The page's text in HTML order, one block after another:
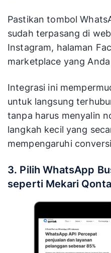
Pastikan tombol
sudah terpasang di
Instagram, halaman
marketplace yang
Integrasi ini
untuk langsung
tanpa harus menyalin
langkah kecil yang
mempengaruhi
3. Pilih WhatsApp
seperti Mekari